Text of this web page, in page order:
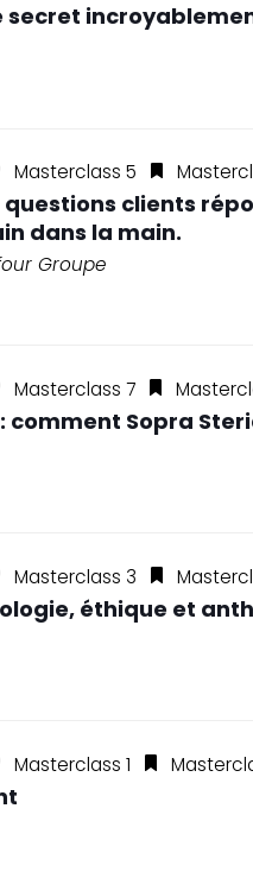
secret
Masterclass 5
clients
dans la main.
Groupe
Masterclass 7
comment Sopra
Masterclass 3
éthique et
Masterclass 1